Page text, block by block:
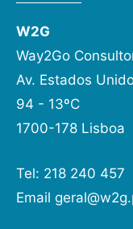
W2G
Way2Go
Av. Estados
94 - 13ºC
1700-178 Lisboa
Tel: 218 240 457
Email